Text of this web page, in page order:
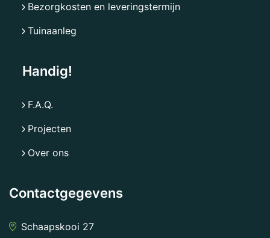
Bezorgkosten en leveringstermijn
Tuinaanleg
Handig!
F.A.Q.
Projecten
Over ons
Contactgegevens
Schaapskooi 27